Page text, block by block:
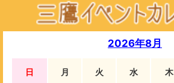
2026年8月
日 月 火 水 木